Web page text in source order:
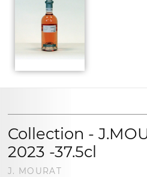
Collection -
2023 -37.5cl
J. MOURAT